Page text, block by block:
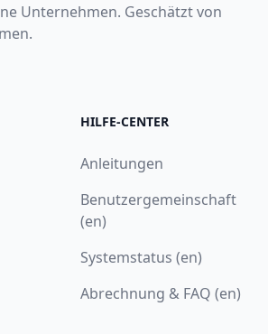
Unternehmen. Geschätzt von
HILFE-CENTER
Anleitungen
Benutzergemeinschaft
(en)
Systemstatus (en)
Abrechnung & FAQ (en)